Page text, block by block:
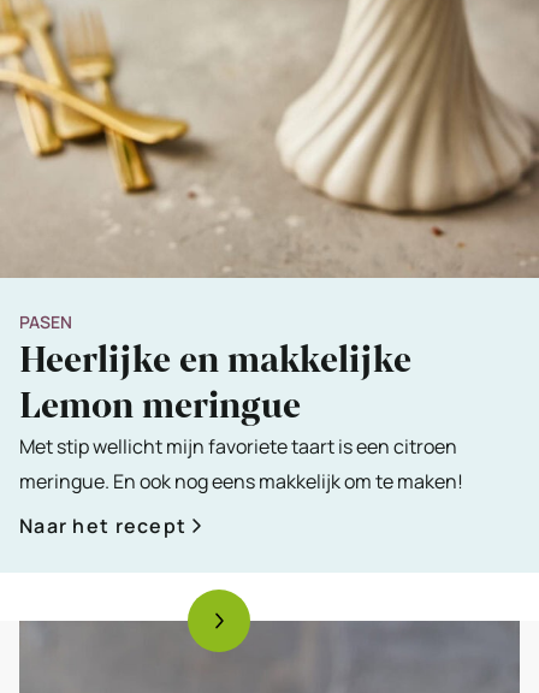
PASEN
Heerlijke en makkelijke
Lemon meringue
Met stip wellicht mijn favoriete taart is een citroen
meringue. En ook nog eens makkelijk om te maken!
Naar het recept